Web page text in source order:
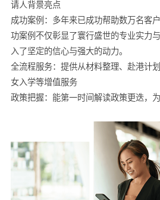
请人背景亮点
成功案例：多年来已成功帮助数万名客
功案例不仅彰显了寰行盛世的专业实力
入了坚定的信心与强大的动力。
全流程服务：提供从材料整理、赴港计
女入学等增值服务
政策把握：能第一时间解读政策更迭，